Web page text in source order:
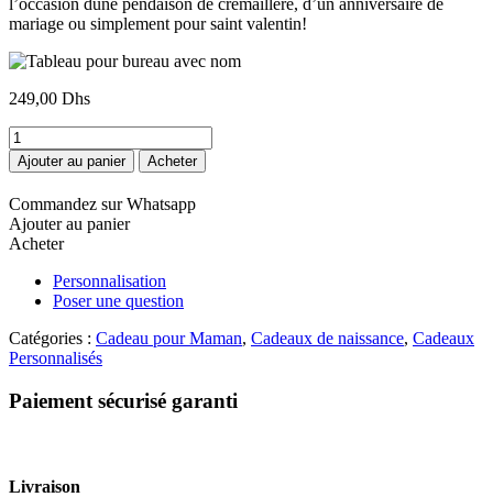
l’occasion dune pendaison de crémaillère, d’un anniversaire de
mariage ou simplement pour saint valentin!
249,00 Dhs
quantité
de
Tableau
pour
bureau
avec
nom
Ajouter au panier Acheter
Commandez sur Whatsapp
Ajouter au panier
Acheter
Personnalisation
Poser une question
Catégories : Cadeau pour Maman, Cadeaux de naissance, Cadeaux
Personnalisés
Paiement sécurisé garanti
Livraison